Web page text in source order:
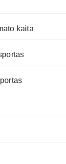
kaita